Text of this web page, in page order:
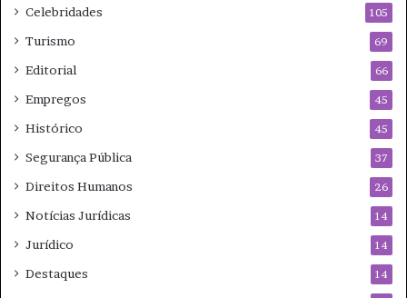
Celebridades 105
Turismo 69
Editorial 66
Empregos 45
Histórico 45
Segurança Pública 37
Direitos Humanos 26
Notícias Jurídicas 14
Jurídico 14
Destaques 14